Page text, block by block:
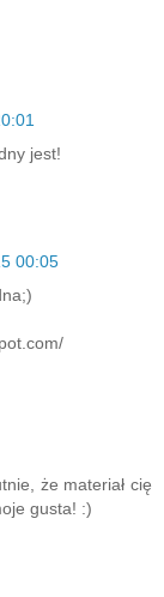
jest!
00:05
że materiał cię
gusta! :)